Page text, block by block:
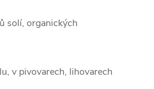
solí, organických
v pivovarech, lihovarech